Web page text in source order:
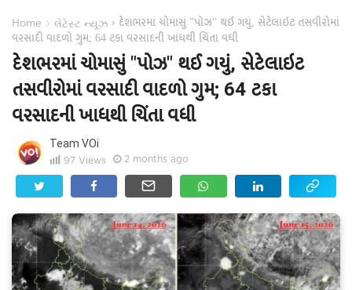
Home › લેટેસ્ટ ન્યૂઝ › દેશભરમાં ચોમાસું "પોઝ" થઈ ગયું, સેટેલાઇટ તસવીરોમાં
વરસાદી વાદળો ગુમ; 64 ટકા વરસાદની ખાધથી ચિંતા વધી
દેશભરમાં ચોમાસું "પોઝ" થઈ ગયું, સેટેલાઇટ
તસવીરોમાં વરસાદી વાદળો ગુમ; 64 ટકા
વરસાદની ખાધથી ચિંતા વધી
Team VOi
97 Views 2 months ago